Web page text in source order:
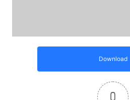
Download
0